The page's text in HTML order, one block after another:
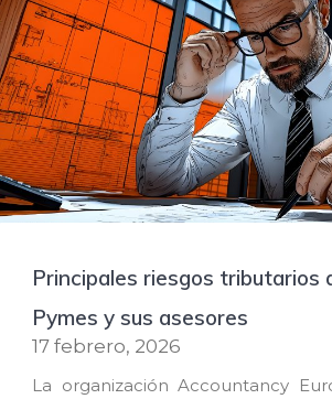
Principales riesgos tributarios
Pymes y sus asesores
17 febrero, 2026
La organización Accountancy